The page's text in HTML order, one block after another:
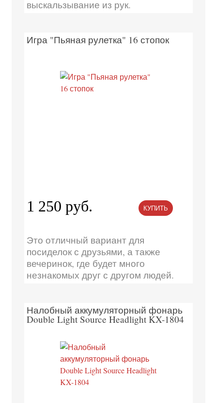
выскальзывание из рук.
Игра "Пьяная рулетка" 16 стопок
1 250 руб. КУПИТЬ
Это отличный вариант для
посиделок с друзьями, а также
вечеринок, где будет много
незнакомых друг с другом людей.
Налобный аккумуляторный фонарь
Double Light Source Headlight KX-1804